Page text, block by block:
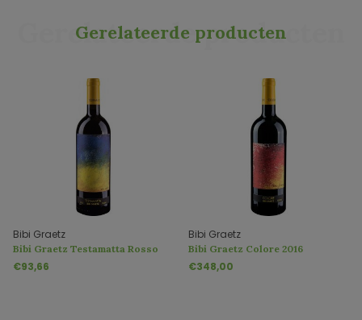
Gerelateerde producten
Gerelateerde producten
Bibi Graetz
Bibi Graetz Testamatta Rosso
Toscana 2018
€93,66
Bibi Graetz
Bibi Graetz Colore 2016
€348,00